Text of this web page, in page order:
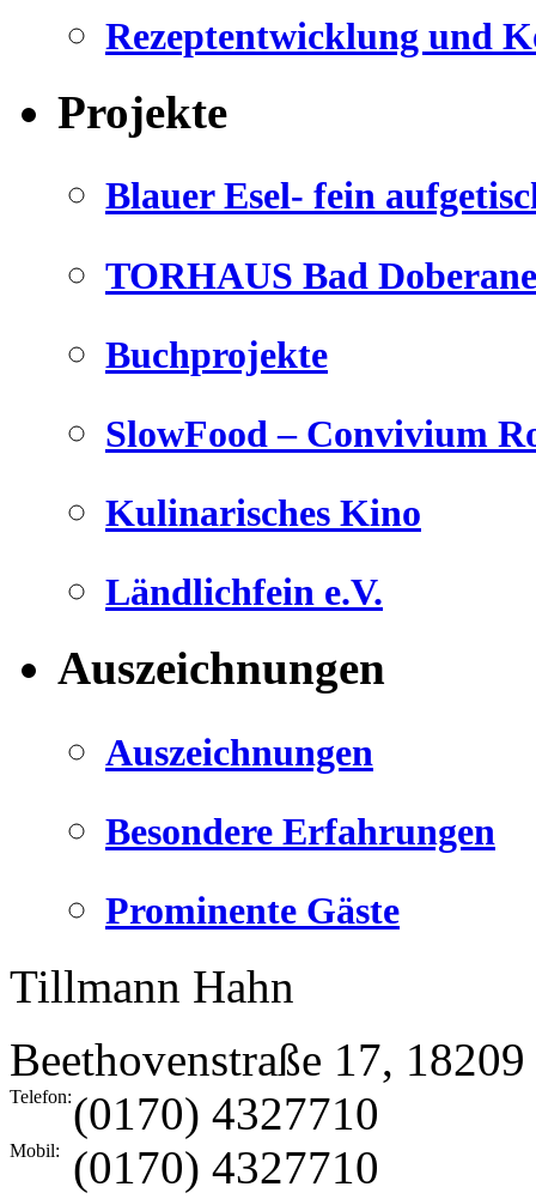
Rezeptentwicklung und
Projekte
Blauer Esel- fein
TORHAUS Bad
Buchprojekte
SlowFood – Convivium
Kulinarisches Kino
Ländlichfein e.V.
Auszeichnungen
Auszeichnungen
Besondere Erfahrungen
Prominente Gäste
Tillmann Hahn
Beethovenstraße 17, 18209
Telefon:(0170) 4327710
Mobil: (0170) 4327710